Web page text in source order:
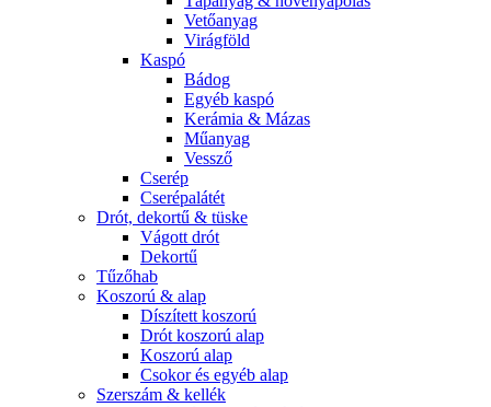
Vetőanyag
Virágföld
Kaspó
Bádog
Egyéb kaspó
Kerámia & Mázas
Műanyag
Vessző
Cserép
Cserépalátét
Drót, dekortű & tüske
Vágott drót
Dekortű
Tűzőhab
Koszorú & alap
Díszített koszorú
Drót koszorú alap
Koszorú alap
Csokor és egyéb alap
Szerszám & kellék